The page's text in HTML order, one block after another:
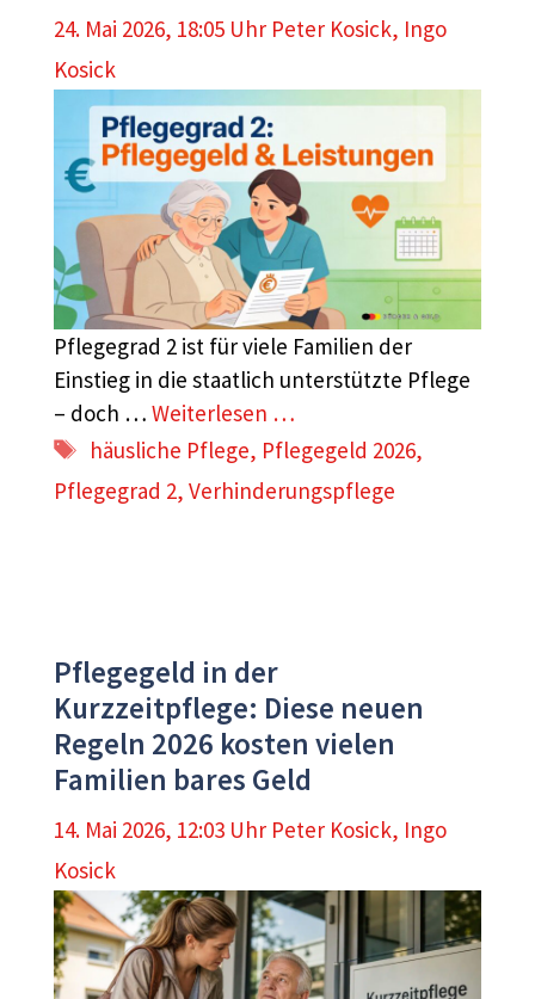
24. Mai 2026, 18:05 Uhr Peter Kosick, Ingo
Kosick
Pflegegrad 2 ist für viele Familien der
Einstieg in die staatlich unterstützte Pflege
– doch … Weiterlesen …
Schlagwörter
häusliche Pflege, Pflegegeld 2026,
Pflegegrad 2, Verhinderungspflege
Pflegegeld in der
Kurzzeitpflege: Diese neuen
Regeln 2026 kosten vielen
Familien bares Geld
14. Mai 2026, 12:03 Uhr Peter Kosick, Ingo
Kosick